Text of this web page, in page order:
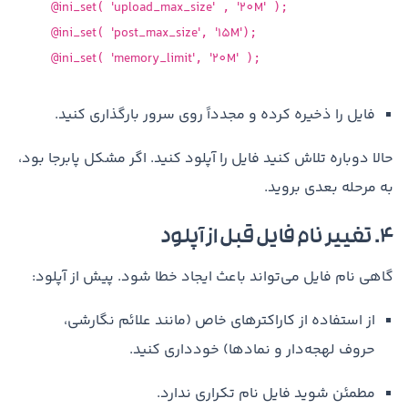
@ini_set( 'upload_max_size' , '20M' );
@ini_set( 'post_max_size', '15M');
@ini_set( 'memory_limit', '20M' );
فایل را ذخیره کرده و مجدداً روی سرور بارگذاری کنید.
حالا دوباره تلاش کنید فایل را آپلود کنید. اگر مشکل پابرجا بود،
به مرحله بعدی بروید.
۴. تغییر نام فایل قبل از آپلود
گاهی نام فایل می‌تواند باعث ایجاد خطا شود. پیش از آپلود:
از استفاده از کاراکترهای خاص (مانند علائم نگارشی،
حروف لهجه‌دار و نمادها) خودداری کنید.
مطمئن شوید فایل نام تکراری ندارد.